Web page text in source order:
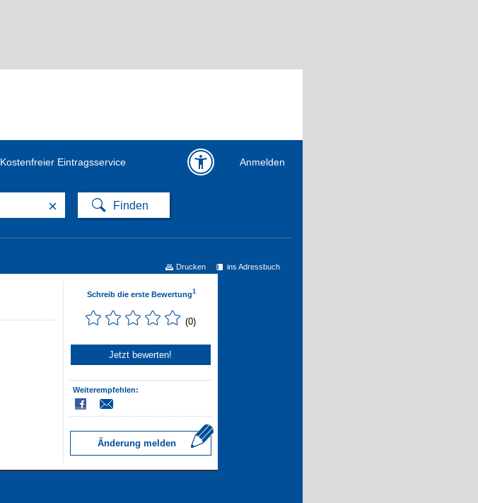
Kostenfreier Eintragsservice Anmelden
×
ins Adressbuch
Drucken
Schreib die erste Bewertung1
(0)
Jetzt bewerten!
Weiterempfehlen:
Änderung melden